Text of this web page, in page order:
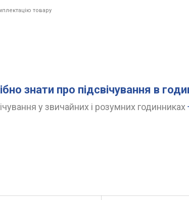
товару
знати про підсвічування в
у звичайних і розумних годинниках